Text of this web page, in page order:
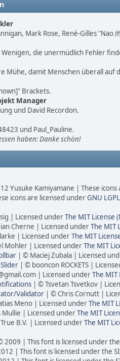
Mark Rose, René-Gilles "Nao
die unermüdlich Fehler
Mühe, damit Menschen überall auf
Brackets.
Manager
und David Recordon.
und Paul_Pauline.
haben: Danke schön!
Yusuke Kamiyamane | These
icons are licensed underGNU
| Licensed underThe MIT License
Cherne | Licensed underThe MIT
| Licensed underThe MIT
Mohler | Licensed underThe MIT
| © Maciej Zubala | Licensed
| © booncon ROCKETS |
| Licensed underThe MIT
| © Tsvetan Tsvetkov |
Validator | © Chris Cornutt |
Meno | Licensed underThe MIT
| Licensed underThe MIT
B.V. | Licensed underThe MIT
2009 | This font is licensed under
| This font is licensed under the